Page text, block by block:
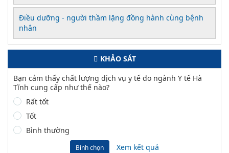
Điều dưỡng - người thầm lặng đồng hành cùng bệnh
nhân
KHẢO SÁT
Bạn cảm thấy chất lượng dịch vụ y tế do ngành Y tế Hà
Tĩnh cung cấp như thế nào?
Rất tốt
Tốt
Bình thường
Bình chọn Xem kết quả